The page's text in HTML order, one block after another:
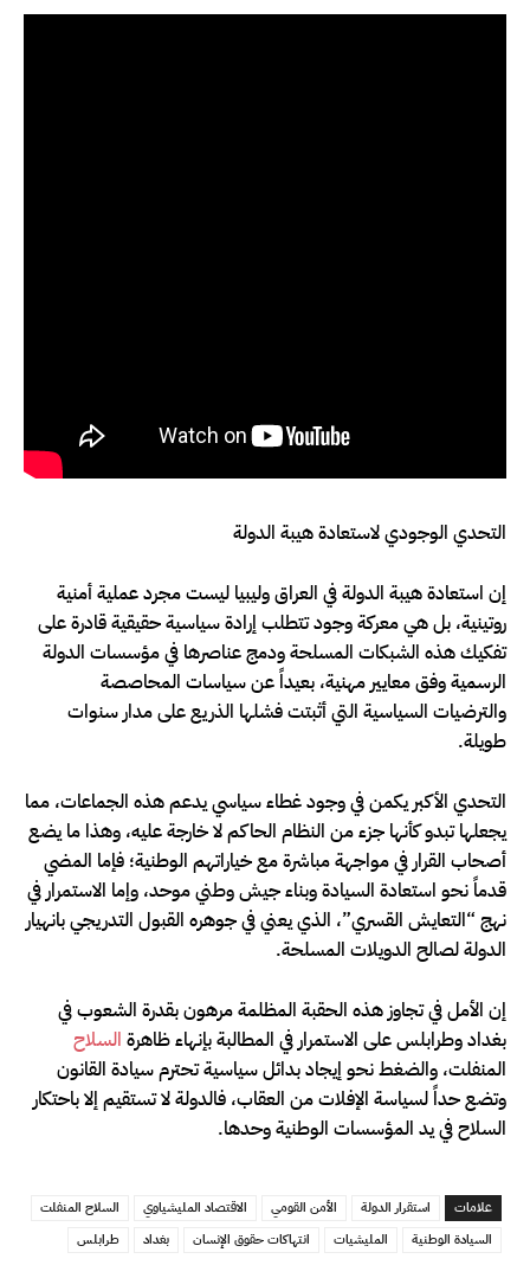
التحدي الوجودي لاستعادة هيبة الدولة
إن استعادة هيبة الدولة في العراق وليبيا ليست مجرد عملية أمنية
روتينية، بل هي معركة وجود تتطلب إرادة سياسية حقيقية قادرة على
تفكيك هذه الشبكات المسلحة ودمج عناصرها في مؤسسات الدولة
الرسمية وفق معايير مهنية، بعيداً عن سياسات المحاصصة
والترضيات السياسية التي أثبتت فشلها الذريع على مدار سنوات
طويلة.
التحدي الأكبر يكمن في وجود غطاء سياسي يدعم هذه الجماعات، مما
يجعلها تبدو كأنها جزء من النظام الحاكم لا خارجة عليه، وهذا ما يضع
أصحاب القرار في مواجهة مباشرة مع خياراتهم الوطنية؛ فإما المضي
قدماً نحو استعادة السيادة وبناء جيش وطني موحد، وإما الاستمرار في
نهج “التعايش القسري”، الذي يعني في جوهره القبول التدريجي بانهيار
الدولة لصالح الدويلات المسلحة.
إن الأمل في تجاوز هذه الحقبة المظلمة مرهون بقدرة الشعوب في
بغداد وطرابلس على الاستمرار في المطالبة بإنهاء ظاهرة السلاح
المنفلت، والضغط نحو إيجاد بدائل سياسية تحترم سيادة القانون
وتضع حداً لسياسة الإفلات من العقاب، فالدولة لا تستقيم إلا باحتكار
السلاح في يد المؤسسات الوطنية وحدها.
علامات استقرار الدولة الأمن القومي الاقتصاد المليشياوي
السلاح المنفلت
السيادة الوطنية
المليشيات انتهاكات حقوق الإنسان بغداد طرابلس